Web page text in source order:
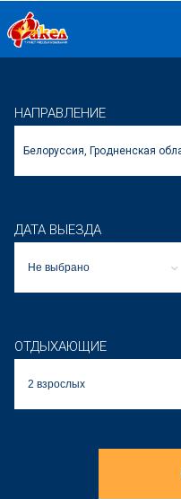
НАПРАВЛЕНИЕ
ДАТА ВЫЕЗДА
Не выбрано
ОТДЫХАЮЩИЕ
2 взрослых